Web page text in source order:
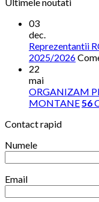
03
dec.
Reprezentantii
2025/2026
22
mai
ORGANIZAM
MONTANE56
Contact rapid
Numele
Email